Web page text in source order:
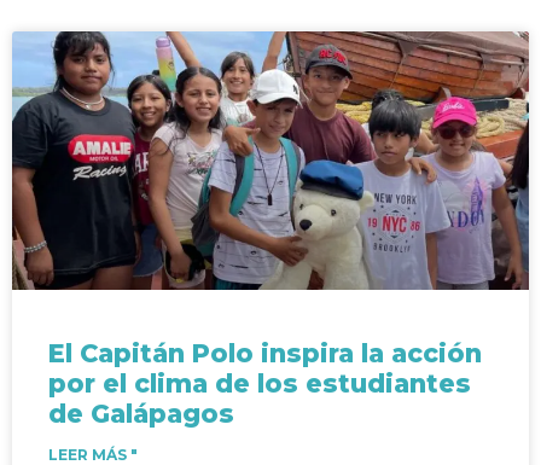
El Capitán Polo inspira la acción
por el clima de los estudiantes
de Galápagos
LEER MÁS "